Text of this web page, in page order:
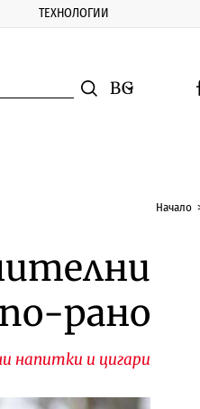
ТЕХНОЛОГИИ
Смяна на
Начало
рано
напитки и цигари